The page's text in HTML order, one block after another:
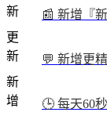
新
📰 新增『
更
新
💬 新增更
新
增
🕒 每天60